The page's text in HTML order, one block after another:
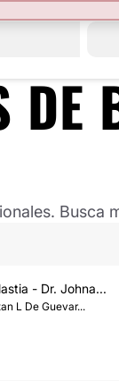
DE
Busca
- Dr. Johna...
L De Guevar...